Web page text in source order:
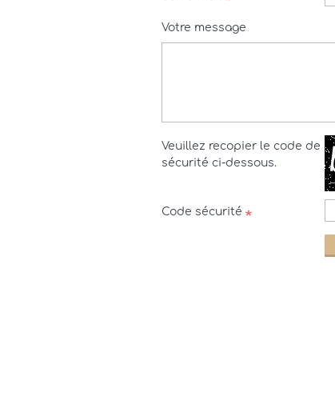
Votre message
Veuillez recopier le code de
sécurité ci-dessous.
Code sécurité